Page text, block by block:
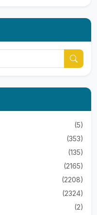
(5)
(353)
(135)
(2165)
(2208)
(2324)
(2)